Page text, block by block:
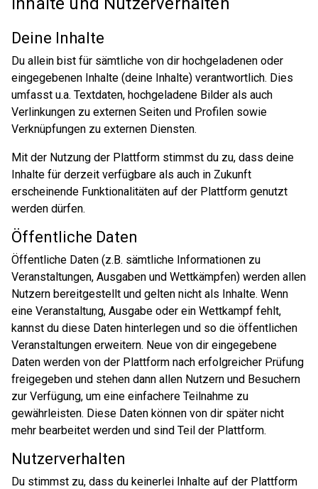
Deine Inhalte
Du allein bist für sämtliche von dir hochgeladenen oder
eingegebenen Inhalte (deine Inhalte) verantwortlich. Dies
umfasst u.a. Textdaten, hochgeladene Bilder als auch
Verlinkungen zu externen Seiten und Profilen sowie
Verknüpfungen zu externen Diensten.
Mit der Nutzung der Plattform stimmst du zu, dass deine
Inhalte für derzeit verfügbare als auch in Zukunft
erscheinende Funktionalitäten auf der Plattform genutzt
werden dürfen.
Öffentliche Daten
Öffentliche Daten (z.B. sämtliche Informationen zu
Veranstaltungen, Ausgaben und Wettkämpfen) werden allen
Nutzern bereitgestellt und gelten nicht als Inhalte. Wenn
eine Veranstaltung, Ausgabe oder ein Wettkampf fehlt,
kannst du diese Daten hinterlegen und so die öffentlichen
Veranstaltungen erweitern. Neue von dir eingegebene
Daten werden von der Plattform nach erfolgreicher Prüfung
freigegeben und stehen dann allen Nutzern und Besuchern
zur Verfügung, um eine einfachere Teilnahme zu
gewährleisten. Diese Daten können von dir später nicht
mehr bearbeitet werden und sind Teil der Plattform.
Nutzerverhalten
Du stimmst zu, dass du keinerlei Inhalte auf der Plattform